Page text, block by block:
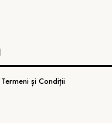
Termeni și Condiții